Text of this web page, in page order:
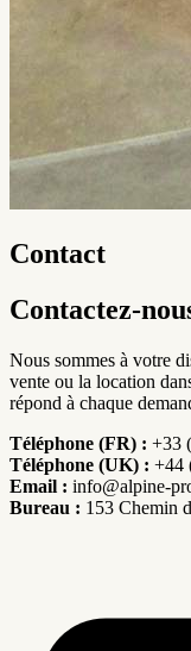
Contact
Contactez-
Nous sommes à votre
vente ou la location
répond à chaque
Téléphone (FR) : +33
Téléphone (UK) : +44
Email : info@alpine-
Bureau : 153 Chemin